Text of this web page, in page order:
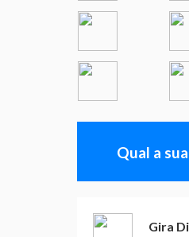
Qual a
Gira